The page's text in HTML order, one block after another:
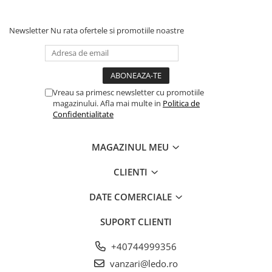
Newsletter Nu rata ofertele si promotiile noastre
Vreau sa primesc newsletter cu promotiile
magazinului. Afla mai multe in Politica de
Confidentialitate
MAGAZINUL MEU
CLIENTI
DATE COMERCIALE
SUPORT CLIENTI
+40744999356
vanzari@ledo.ro